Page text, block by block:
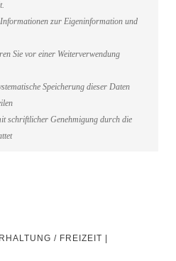
zur Eigeninformation und
Sie vor einer Weiterverwendung
Speicherung dieser Daten
schriftlicher Genehmigung durch die
/ FREIZEIT |